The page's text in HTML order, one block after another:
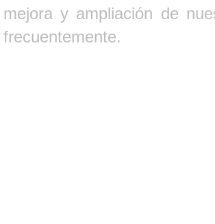
mejora y ampliación de
frecuentemente.